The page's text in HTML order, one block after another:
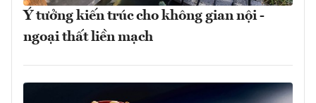
Ý tưởng kiến trúc cho không gian nội -
ngoại thất liền mạch